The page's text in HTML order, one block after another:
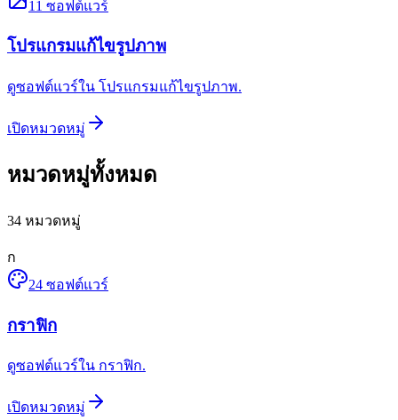
11 ซอฟต์แวร์
โปรแกรมแก้ไขรูปภาพ
ดูซอฟต์แวร์ใน โปรแกรมแก้ไขรูปภาพ.
เปิดหมวดหมู่
หมวดหมู่ทั้งหมด
34 หมวดหมู่
ก
24 ซอฟต์แวร์
กราฟิก
ดูซอฟต์แวร์ใน กราฟิก.
เปิดหมวดหมู่